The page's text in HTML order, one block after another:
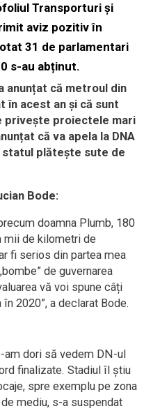
Transporturi și
aviz pozitiv în
31 de parlamentari
s-au abținut.
anunțat că metroul din
în acest an și că sunt
privește proiectele mari
că va apela la DNA
plătește sute de
Bode:
doamna Plumb, 180
mii de kilometri de
fi serios din partea mea
de guvernarea
vă voi spune câți
2020”, a declarat Bode.
am dori să vedem DN-ul
finalizate. Stadiul îl știu
spre exemplu pe zona
mediu, s-a suspendat